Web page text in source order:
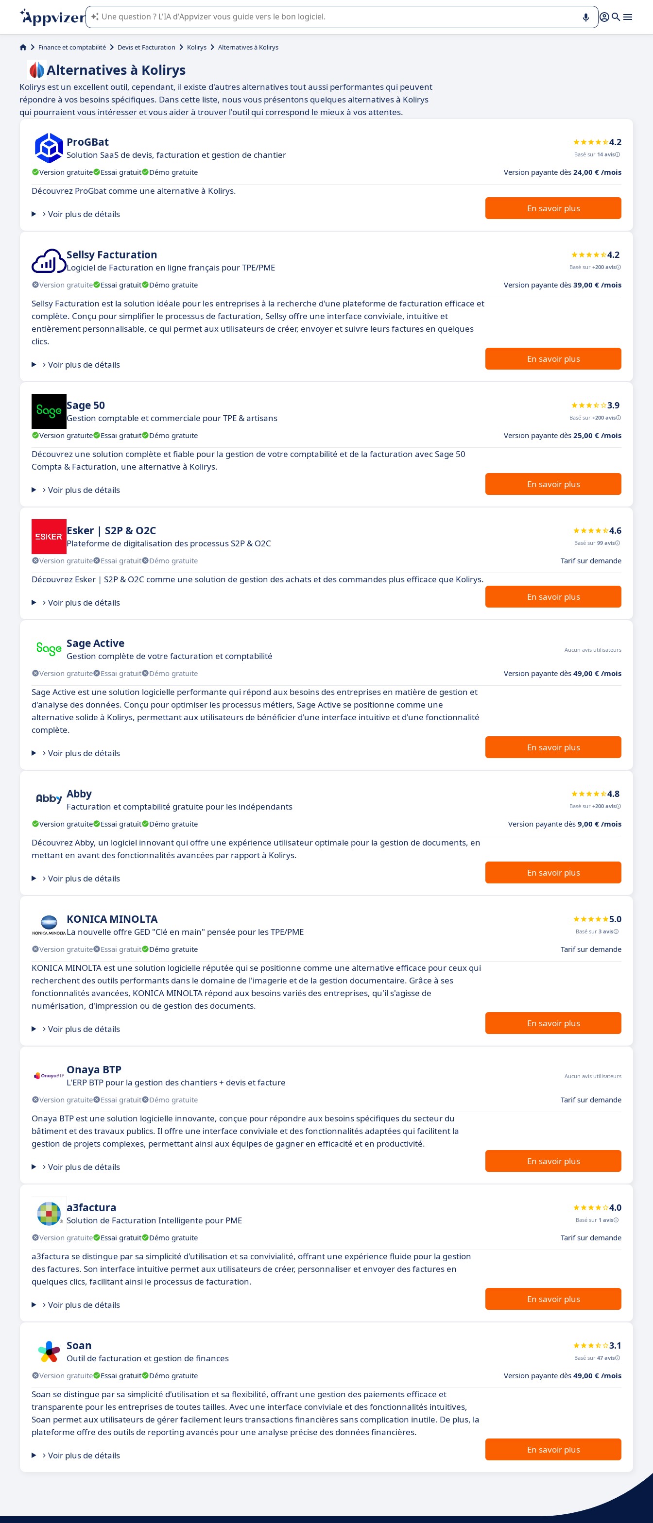
L'IA de Appvizer vous guide dans l'utilisation ou la sélection de logiciel SaaS en entreprise.
Finance et comptabilité Devis et Facturation Kolirys Alternatives à Kolirys
Alternatives à Kolirys
Kolirys est un excellent outil, cependant, il existe d'autres alternatives tout aussi performantes qui peuvent
répondre à vos besoins spécifiques. Dans cette liste, nous vous présentons quelques alternatives à Kolirys
qui pourraient vous intéresser et vous aider à trouver l'outil qui correspond le mieux à vos attentes.
ProGBat
Solution SaaS de devis, facturation et gestion de chantier
4.2
Basé sur 14 avis
Version gratuite Essai gratuit Démo gratuite Version payante dès 24,00 € /mois
Découvrez ProGbat comme une alternative à Kolirys.
Voir plus de détails
En savoir plus
Sellsy Facturation
Logiciel de Facturation en ligne français pour TPE/PME
4.2
Basé sur +200 avis
Version gratuite Essai gratuit Démo gratuite Version payante dès 39,00 € /mois
Sellsy Facturation est la solution idéale pour les entreprises à la recherche d'une plateforme de facturation efficace et
complète. Conçu pour simplifier le processus de facturation, Sellsy offre une interface conviviale, intuitive et
entièrement personnalisable, ce qui permet aux utilisateurs de créer, envoyer et suivre leurs factures en quelques
clics.
Voir plus de détails
En savoir plus
Sage 50
Gestion comptable et commerciale pour TPE & artisans
3.9
Basé sur +200 avis
Version gratuite Essai gratuit Démo gratuite Version payante dès 25,00 € /mois
Découvrez une solution complète et fiable pour la gestion de votre comptabilité et de la facturation avec Sage 50
Compta & Facturation, une alternative à Kolirys.
Voir plus de détails
En savoir plus
Esker | S2P & O2C
Plateforme de digitalisation des processus S2P & O2C
4.6
Basé sur 99 avis
Version gratuite Essai gratuit Démo gratuite Tarif sur demande
Découvrez Esker | S2P & O2C comme une solution de gestion des achats et des commandes plus efficace que Kolirys.
Voir plus de détails
En savoir plus
Sage Active
Gestion complète de votre facturation et comptabilité
Aucun avis utilisateurs
Version gratuite Essai gratuit Démo gratuite Version payante dès 49,00 € /mois
Sage Active est une solution logicielle performante qui répond aux besoins des entreprises en matière de gestion et
d'analyse des données. Conçu pour optimiser les processus métiers, Sage Active se positionne comme une
alternative solide à Kolirys, permettant aux utilisateurs de bénéficier d'une interface intuitive et d'une fonctionnalité
complète.
Voir plus de détails
En savoir plus
Abby
Facturation et comptabilité gratuite pour les indépendants
4.8
Basé sur +200 avis
Version gratuite Essai gratuit Démo gratuite Version payante dès 9,00 € /mois
Découvrez Abby, un logiciel innovant qui offre une expérience utilisateur optimale pour la gestion de documents, en
mettant en avant des fonctionnalités avancées par rapport à Kolirys.
Voir plus de détails
En savoir plus
KONICA MINOLTA
La nouvelle offre GED "Clé en main" pensée pour les TPE/PME
5.0
Basé sur 3 avis
Version gratuite Essai gratuit Démo gratuite Tarif sur demande
KONICA MINOLTA est une solution logicielle réputée qui se positionne comme une alternative efficace pour ceux qui
recherchent des outils performants dans le domaine de l'imagerie et de la gestion documentaire. Grâce à ses
fonctionnalités avancées, KONICA MINOLTA répond aux besoins variés des entreprises, qu'il s'agisse de
numérisation, d'impression ou de gestion des documents.
Voir plus de détails
En savoir plus
Onaya BTP
L'ERP BTP pour la gestion des chantiers + devis et facture
Aucun avis utilisateurs
Version gratuite Essai gratuit Démo gratuite Tarif sur demande
Onaya BTP est une solution logicielle innovante, conçue pour répondre aux besoins spécifiques du secteur du
bâtiment et des travaux publics. Il offre une interface conviviale et des fonctionnalités adaptées qui facilitent la
gestion de projets complexes, permettant ainsi aux équipes de gagner en efficacité et en productivité.
Voir plus de détails
En savoir plus
a3factura
Solution de Facturation Intelligente pour PME
4.0
Basé sur 1 avis
Version gratuite Essai gratuit Démo gratuite Tarif sur demande
a3factura se distingue par sa simplicité d'utilisation et sa convivialité, offrant une expérience fluide pour la gestion
des factures. Son interface intuitive permet aux utilisateurs de créer, personnaliser et envoyer des factures en
quelques clics, facilitant ainsi le processus de facturation.
Voir plus de détails
En savoir plus
Soan
Outil de facturation et gestion de finances
3.1
Basé sur 47 avis
Version gratuite Essai gratuit Démo gratuite Version payante dès 49,00 € /mois
Soan se distingue par sa simplicité d'utilisation et sa flexibilité, offrant une gestion des paiements efficace et
transparente pour les entreprises de toutes tailles. Avec une interface conviviale et des fonctionnalités intuitives,
Soan permet aux utilisateurs de gérer facilement leurs transactions financières sans complication inutile. De plus, la
plateforme offre des outils de reporting avancés pour une analyse précise des données financières.
Voir plus de détails
En savoir plus